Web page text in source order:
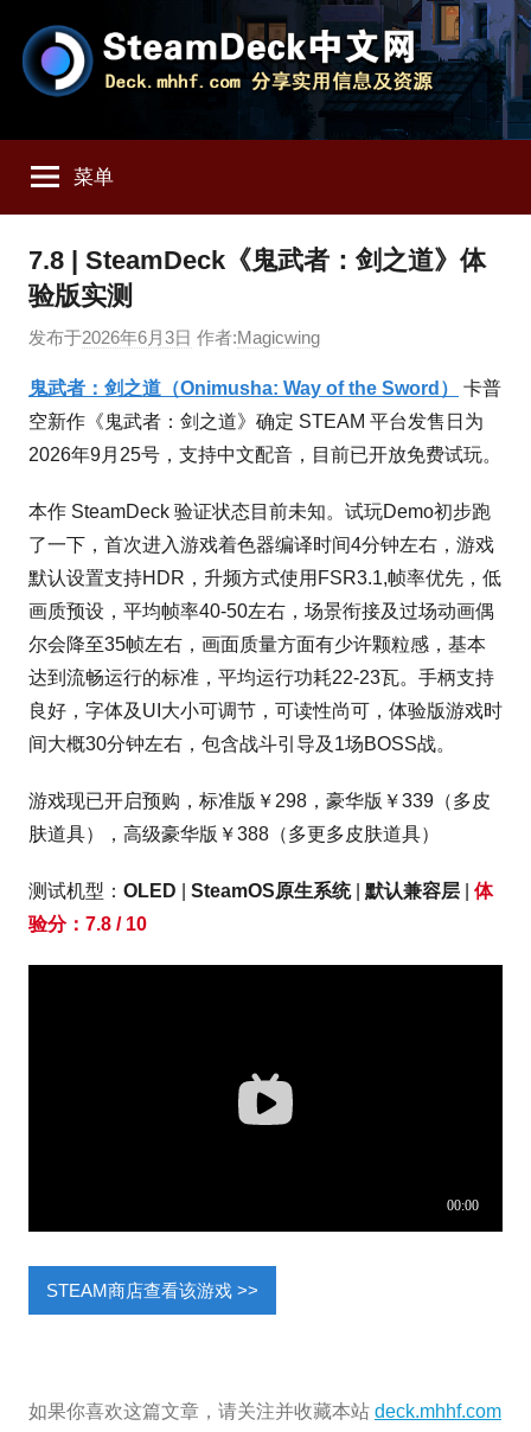
SteamDeck
中
文
网
享
SteamDeck
用
信
资
菜单
7.8 | SteamDeck《鬼武者：剑之道》体
验版实测
发布于2026年6月3日 作者:Magicwing
鬼武者：剑之道（Onimusha: Way of the Sword）
卡普
空新作《鬼武者：剑之道》确定 STEAM 平台发售日为
2026年9月25号，支持中文配音，目前已开放免费试玩。
本作 SteamDeck 验证状态目前未知。试玩Demo初步跑
了一下，首次进入游戏着色器编译时间4分钟左右，游戏
默认设置支持HDR，升频方式使用FSR3.1,帧率优先，低
画质预设，平均帧率40-50左右，场景衔接及过场动画偶
尔会降至35帧左右，画面质量方面有少许颗粒感，基本
达到流畅运行的标准，平均运行功耗22-23瓦。手柄支持
良好，字体及UI大小可调节，可读性尚可，体验版游戏时
间大概30分钟左右，包含战斗引导及1场BOSS战。
游戏现已开启预购，标准版￥298，豪华版￥339（多皮
肤道具），高级豪华版￥388（多更多皮肤道具）
测试机型： OLED SteamOS原生系统| 默认兼容层
体
验分：7.8 / 10
STEAM商店查看该游戏 >>
如果你喜欢这篇文章，请关注并收藏本站 deck.mhhf.com